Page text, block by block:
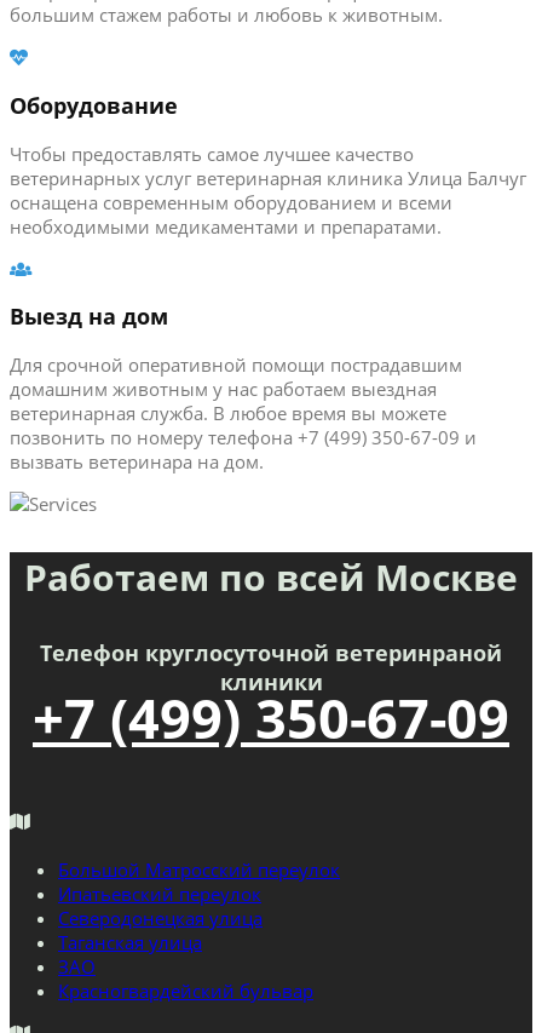
большим стажем работы и любовь к животным.
Оборудование
Чтобы предоставлять самое лучшее качество
ветеринарных услуг ветеринарная клиника Улица Балчуг
оснащена современным оборудованием и всеми
необходимыми медикаментами и препаратами.
Выезд на дом
Для срочной оперативной помощи пострадавшим
домашним животным у нас работаем выездная
ветеринарная служба. В любое время вы можете
позвонить по номеру телефона +7 (499) 350-67-09 и
вызвать ветеринара на дом.
Работаем по всей Москве
Телефон круглосуточной ветеринраной
клиники
+7 (499) 350-67-09
Большой Матросский переулок
Ипатьевский переулок
Северодонецкая улица
Таганская улица
ЗАО
Красногвардейский бульвар